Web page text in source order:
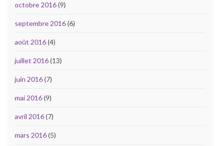
octobre 2016(9)
septembre 2016(6)
août 2016(4)
juillet 2016(13)
juin 2016(7)
mai 2016(9)
avril 2016(7)
mars 2016(5)